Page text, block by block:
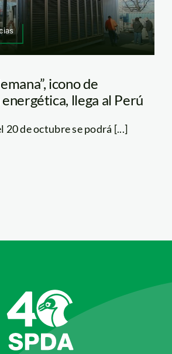
icono de
llega al Perú
20 de octubre se podrá [...]